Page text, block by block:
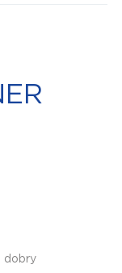
dobry